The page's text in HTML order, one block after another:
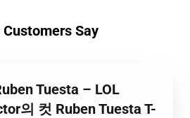
Say
Tuesta – LOL
의 컷 Ruben Tuesta T-